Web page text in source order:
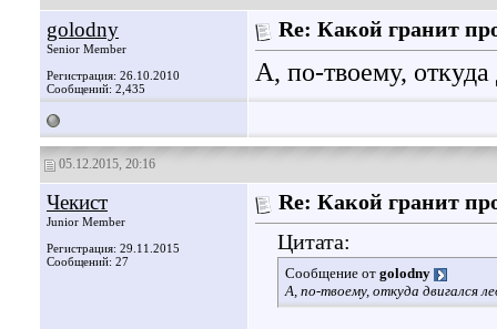
golodny
Senior Member
Регистрация: 26.10.2010
Сообщений: 2,435
Re: Какой гранит
А, по-твоему, откуда
05.12.2015, 20:16
Чекист
Junior Member
Регистрация: 29.11.2015
Сообщений: 27
Re: Какой гранит
Цитата:
Сообщение от golodny
А, по-твоему, откуда двигался